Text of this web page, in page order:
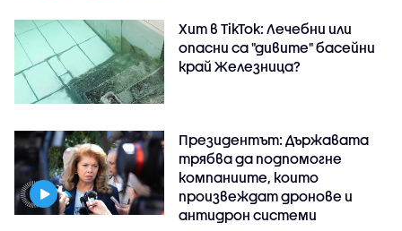
Хит в TikTok: Лечебни или
опасни са "дивите" басейни
край Железница?
Президентът: Държавата
трябва да подпомогне
компаниите, които
произвеждат дронове и
антидрон системи